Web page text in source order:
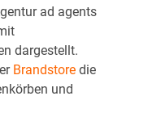
ad agents
dargestellt.
Brandstore die
und